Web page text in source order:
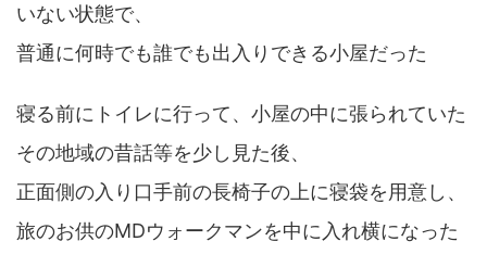
いない状態で、
普通に何時でも誰でも出入りできる小屋だった
寝る前にトイレに行って、小屋の中に張られていた
その地域の昔話等を少し見た後、
正面側の入り口手前の長椅子の上に寝袋を用意し、
旅のお供のMDウォークマンを中に入れ横になった